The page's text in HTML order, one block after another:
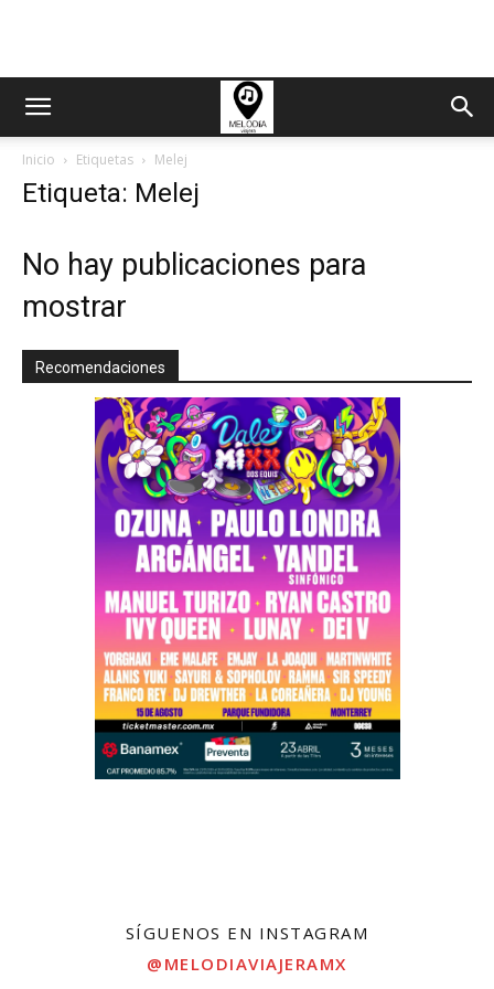
Inicio Etiquetas Melej
Etiqueta: Melej
No hay publicaciones para
mostrar
Recomendaciones
SÍGUENOS EN INSTAGRAM
@MELODIAVIAJERAMX